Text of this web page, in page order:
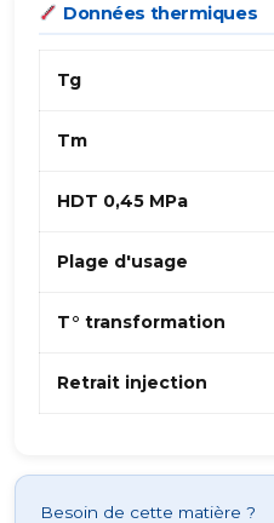
Données thermiques
Tg
Tm
HDT 0,45 MPa
Plage d'usage
T° transformation
Retrait injection
Besoin de cette matière ?